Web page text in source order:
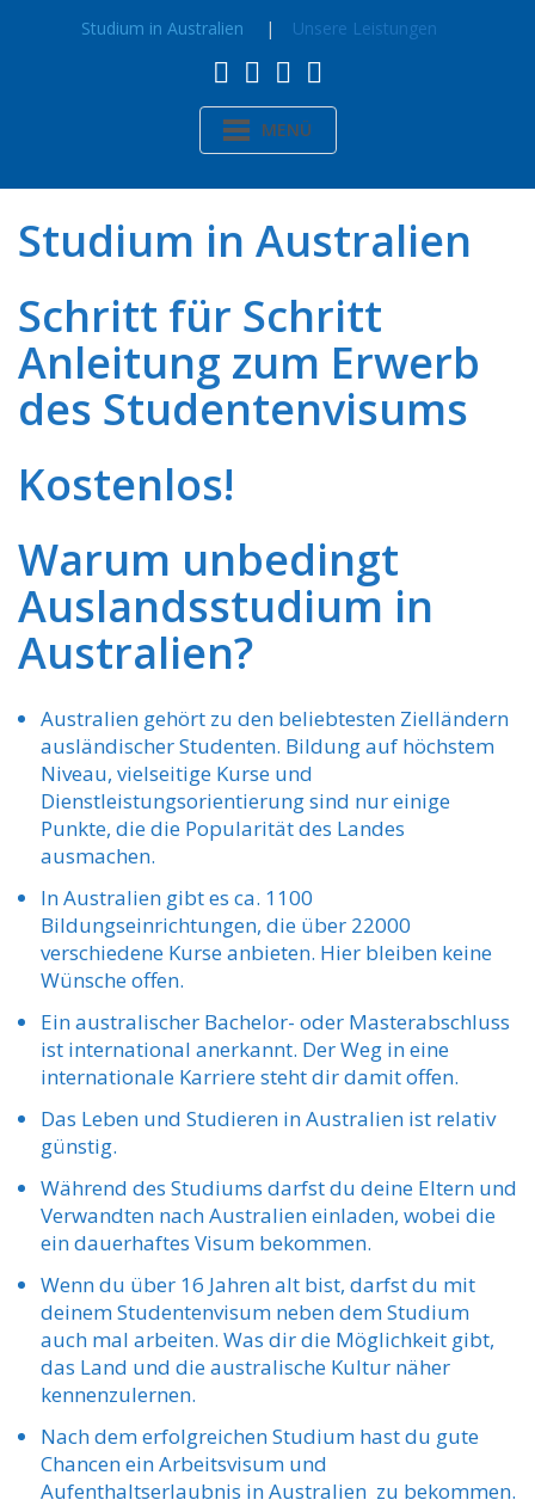
Studium in Australien Unsere Leistungen
MENÜ
Studium in Australien
Schritt für Schritt
Anleitung zum Erwerb
des Studentenvisums
Kostenlos!
Warum unbedingt
Auslandsstudium in
Australien?
Australien gehört zu den beliebtesten Zielländern
ausländischer Studenten. Bildung auf höchstem
Niveau, vielseitige Kurse und
Dienstleistungsorientierung sind nur einige
Punkte, die die Popularität des Landes
ausmachen.
In Australien gibt es ca. 1100
Bildungseinrichtungen, die über 22000
verschiedene Kurse anbieten. Hier bleiben keine
Wünsche offen.
Ein australischer Bachelor- oder Masterabschluss
ist international anerkannt. Der Weg in eine
internationale Karriere steht dir damit offen.
Das Leben und Studieren in Australien ist relativ
günstig.
Während des Studiums darfst du deine Eltern und
Verwandten nach Australien einladen, wobei die
ein dauerhaftes Visum bekommen.
Wenn du über 16 Jahren alt bist, darfst du mit
deinem Studentenvisum neben dem Studium
auch mal arbeiten. Was dir die Möglichkeit gibt,
das Land und die australische Kultur näher
kennenzulernen.
Nach dem erfolgreichen Studium hast du gute
Chancen ein Arbeitsvisum und
Aufenthaltserlaubnis in Australien zu bekommen.